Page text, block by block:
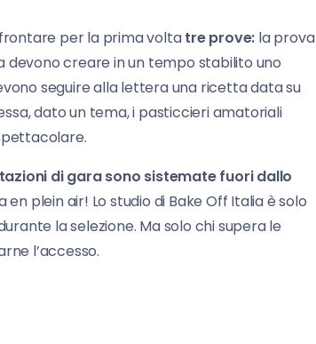
per la prima voltatre prove: la prova
devono creare in un tempo stabilito uno
seguire alla lettera una ricetta data su
dato un tema, i pasticcieri amatoriali
di gara sono sistemate fuori dallo
en plein air! Lo studio di Bake Off Italia è solo
la selezione. Ma solo chi supera le
l’accesso.